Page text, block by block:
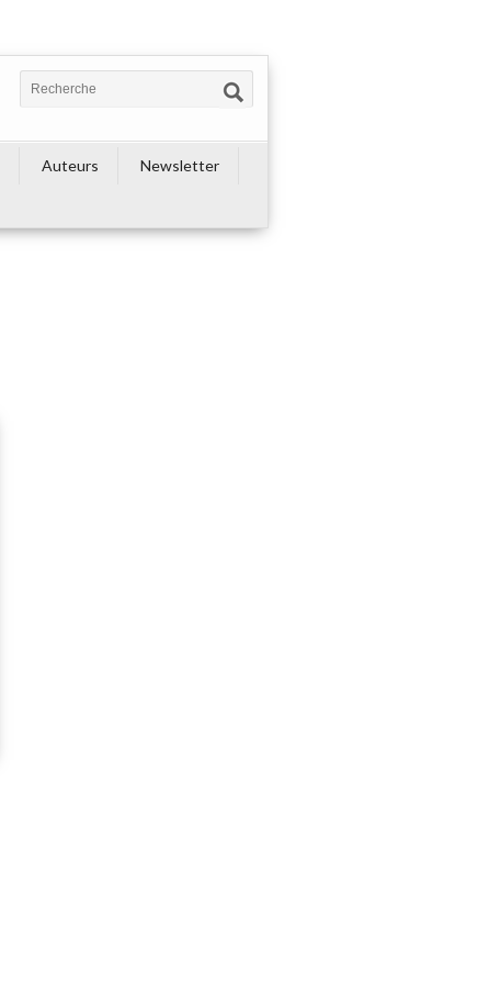
Auteurs
Newsletter